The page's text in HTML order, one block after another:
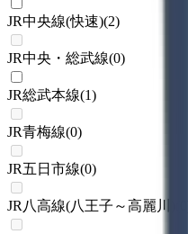
JR中央線(快速)(2)
JR中央・総武線(0)
JR総武本線(1)
JR青梅線(0)
JR五日市線(0)
JR八高線(八王子～高麗川)